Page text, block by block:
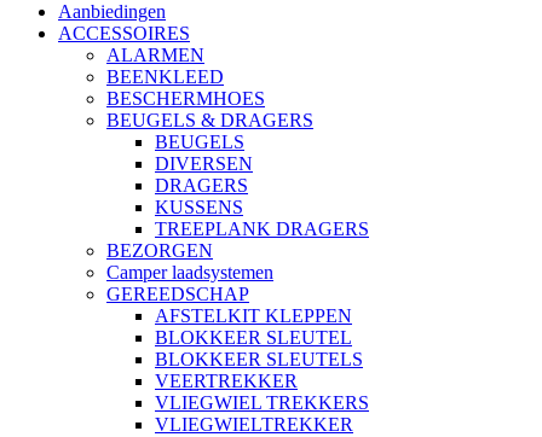
Aanbiedingen
ACCESSOIRES
ALARMEN
BEENKLEED
BESCHERMHOES
BEUGELS & DRAGERS
BEUGELS
DIVERSEN
DRAGERS
KUSSENS
TREEPLANK DRAGERS
BEZORGEN
Camper laadsystemen
GEREEDSCHAP
AFSTELKIT KLEPPEN
BLOKKEER SLEUTEL
BLOKKEER SLEUTELS
VEERTREKKER
VLIEGWIEL TREKKERS
VLIEGWIELTREKKER